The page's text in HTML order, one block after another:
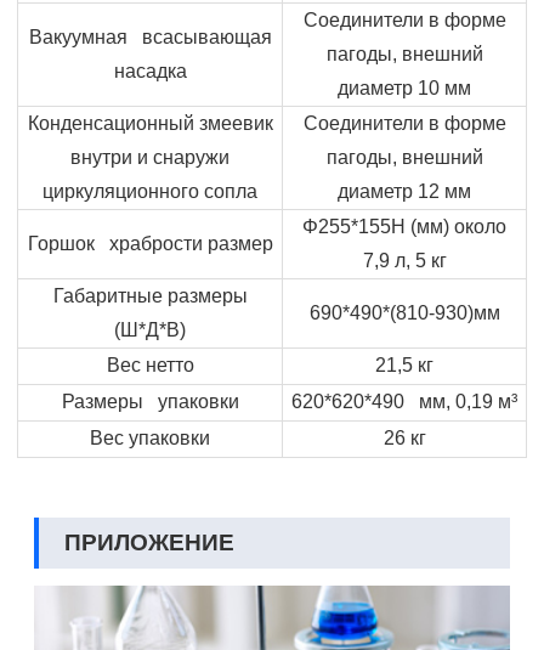
Вакуумная всасывающая
насадка
Соединители в форме
пагоды, внешний
диаметр 10 мм
Конденсационный змеевик
внутри и снаружи
циркуляционного сопла
Соединители в форме
пагоды, внешний
диаметр 12 мм
Горшок храбрости размер
Φ255*155H (мм) около
7,9 л, 5 кг
Габаритные размеры
(Ш*Д*В)
690*490*(810-930)мм
Вес нетто
21,5 кг
Размеры упаковки
620*620*490 мм, 0,19 м³
Вес упаковки
26 кг
ПРИЛОЖЕНИЕ